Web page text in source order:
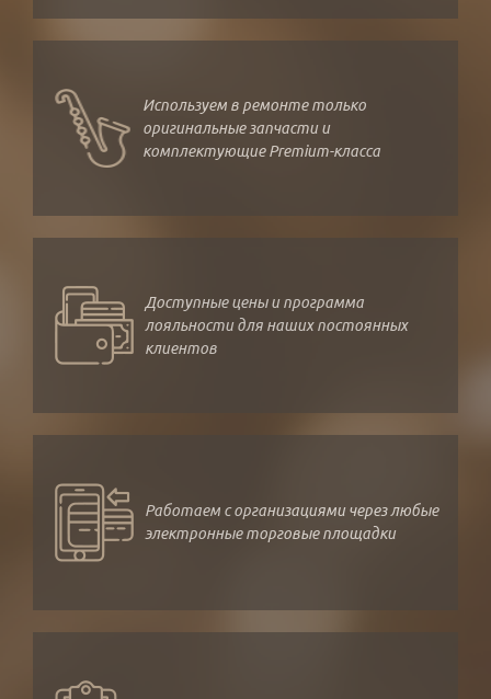
Используем в ремонте только
оригинальные запчасти и
комплектующие Premium-класса
Доступные цены и программа
лояльности для наших постоянных
клиентов
Работаем с организациями через любые
электронные торговые площадки